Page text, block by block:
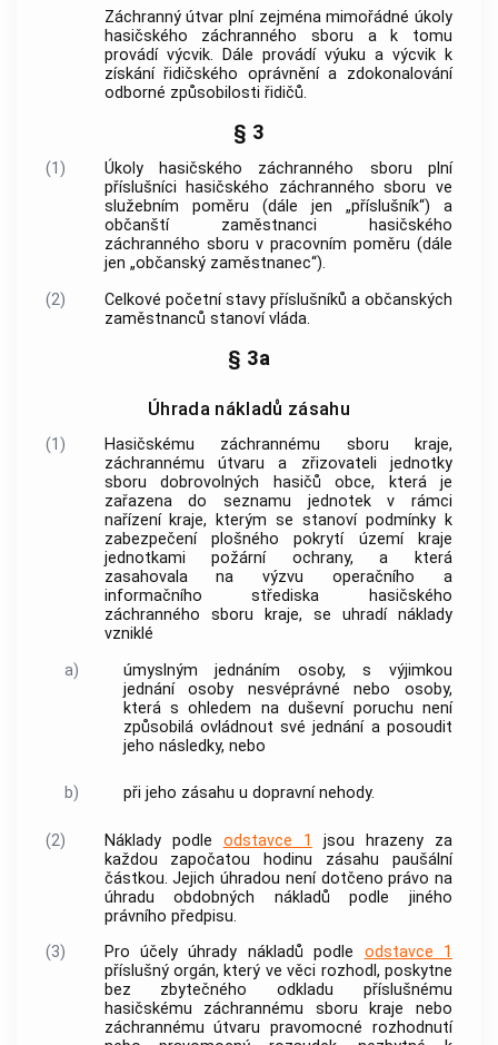
Záchranný útvar plní zejména mimořádné úkoly
hasičského záchranného sboru a k tomu
provádí výcvik. Dále provádí výuku a výcvik k
získání řidičského oprávnění a zdokonalování
odborné způsobilosti řidičů.
§ 3
(1)
Úkoly hasičského záchranného sboru plní
příslušníci hasičského záchranného sboru ve
služebním poměru (dále jen „příslušník“) a
občanští zaměstnanci hasičského
záchranného sboru v pracovním poměru (dále
jen „občanský zaměstnanec“).
(2)
Celkové početní stavy příslušníků a občanských
zaměstnanců stanoví vláda.
§ 3a
Úhrada nákladů zásahu
(1)
Hasičskému záchrannému sboru kraje,
záchrannému útvaru a zřizovateli jednotky
sboru dobrovolných hasičů obce, která je
zařazena do seznamu jednotek v rámci
nařízení kraje, kterým se stanoví podmínky k
zabezpečení plošného pokrytí území kraje
jednotkami požární ochrany, a která
zasahovala na výzvu operačního a
informačního střediska hasičského
záchranného sboru kraje, se uhradí náklady
vzniklé
a)
úmyslným jednáním osoby, s výjimkou
jednání osoby nesvéprávné nebo osoby,
která s ohledem na duševní poruchu není
způsobilá ovládnout své jednání a posoudit
jeho následky, nebo
b) při jeho zásahu u dopravní nehody.
(2) Náklady podle odstavce 1
jsou hrazeny za
každou započatou hodinu zásahu paušální
částkou. Jejich úhradou není dotčeno právo na
úhradu obdobných nákladů podle jiného
právního předpisu.
(3)
Pro účely úhrady nákladů podle odstavce 1
příslušný orgán, který ve věci rozhodl, poskytne
bez zbytečného odkladu příslušnému
hasičskému záchrannému sboru kraje nebo
záchrannému útvaru pravomocné rozhodnutí